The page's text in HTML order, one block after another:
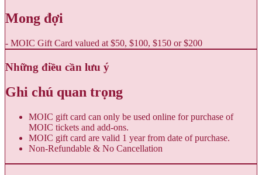
Mong đợi
- MOIC Gift Card valued at $50, $100, $150 or $200
Những điều cần lưu ý
Ghi chú quan trọng
MOIC gift card can only be used online for purchase of
MOIC tickets and add-ons.
MOIC gift card are valid 1 year from date of purchase.
Non-Refundable & No Cancellation